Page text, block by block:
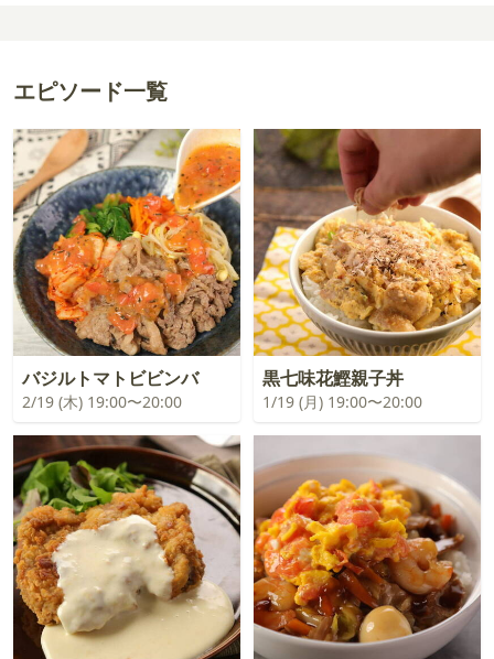
エピソード一覧
バジルトマトビビンバ
2/19 (木) 19:00〜20:00
黒七味花鰹親子丼
1/19 (月) 19:00〜20:00